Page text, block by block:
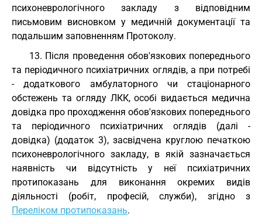
психоневрологічного закладу з відповідним
письмовим висновком у медичній документації та
подальшим заповненням Протоколу.
13. Після проведення обов'язкових попереднього
та періодичного психіатричних оглядів, а при потребі
- додаткового амбулаторного чи стаціонарного
обстежень та огляду ЛКК, особі видається медична
довідка про проходження обов'язкових попереднього
та періодичного психіатричних оглядів (далі -
довідка) (додаток 3), засвідчена круглою печаткою
психоневрологічного закладу, в якій зазначається
наявність чи відсутність у неї психіатричних
протипоказань для виконання окремих видів
діяльності (робіт, професій, служби), згідно з
Переліком протипоказань.